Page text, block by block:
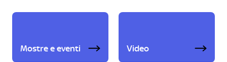
Mostre e eventi Video